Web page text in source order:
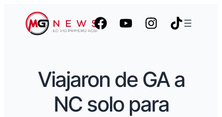
Viajaron de GA a
NC solo para